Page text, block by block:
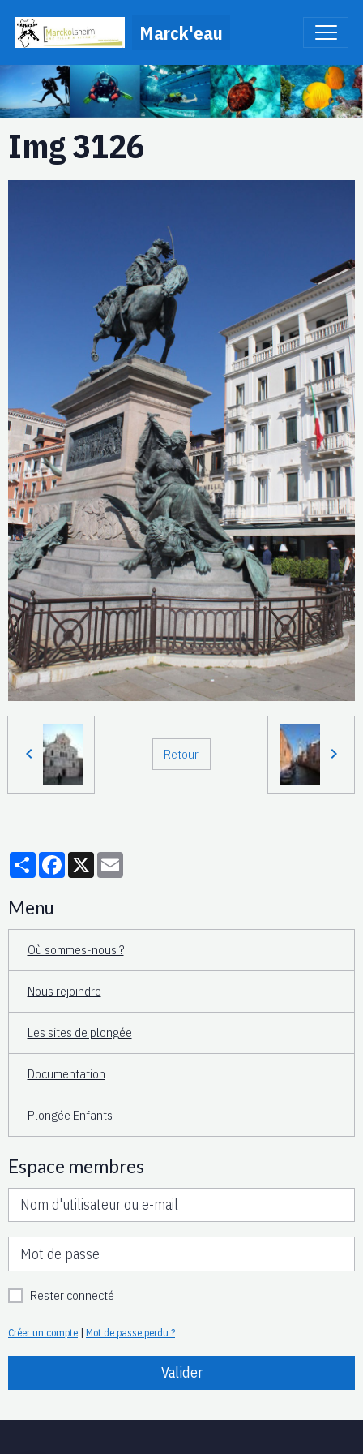
Marck'eau
Img 3126
Retour
PartagerFacebook
X
Menu
Où sommes-nous ?
Nous rejoindre
Les sites de plongée
Documentation
Plongée Enfants
Espace membres
Rester connecté
Créer un compte | Mot de passe perdu ?
Valider